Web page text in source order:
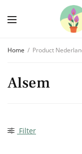
Home / Product
Alsem
Filter